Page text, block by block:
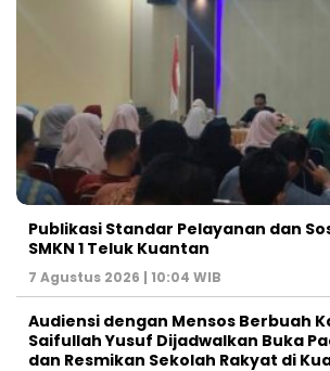
Publikasi Standar Pelayanan dan
SMKN 1 Teluk Kuantan
7 Agustus 2026 | 10:04 WIB
Audiensi dengan Mensos Berbuah
Saifullah Yusuf Dijadwalkan Buka
dan Resmikan Sekolah Rakyat di